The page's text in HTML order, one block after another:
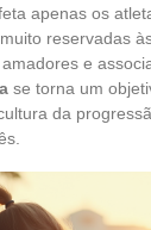
apenas os
reservadas
e
se torna um
da